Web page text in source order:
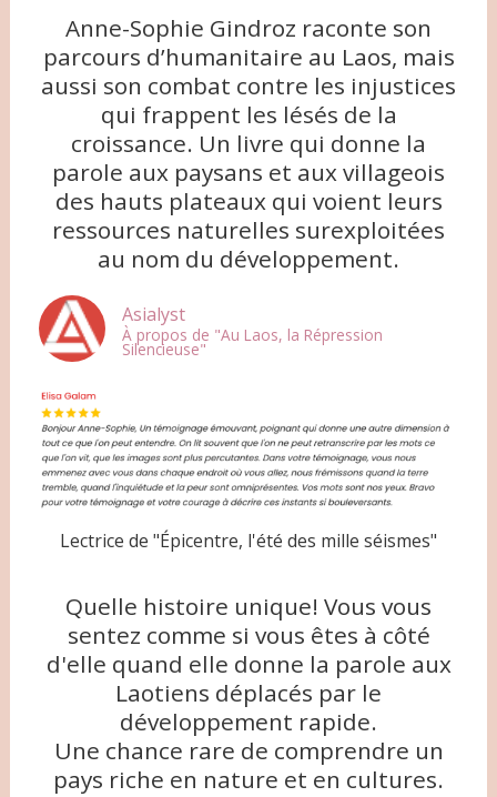
Anne-Sophie Gindroz raconte son
parcours d’humanitaire au Laos, mais
aussi son combat contre les injustices
qui frappent les lésés de la
croissance. Un livre qui donne la
parole aux paysans et aux villageois
des hauts plateaux qui voient leurs
ressources naturelles surexploitées
au nom du développement.
Asialyst
À propos de "Au Laos, la Répression
Silencieuse"
Lectrice de "Épicentre, l'été des mille séismes"
Quelle histoire unique! Vous vous
sentez comme si vous êtes à côté
d'elle quand elle donne la parole aux
Laotiens déplacés par le
développement rapide.
Une chance rare de comprendre un
pays riche en nature et en cultures.